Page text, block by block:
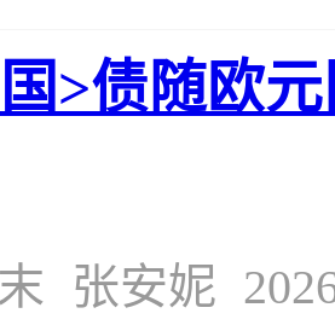
>债随欧
张安妮